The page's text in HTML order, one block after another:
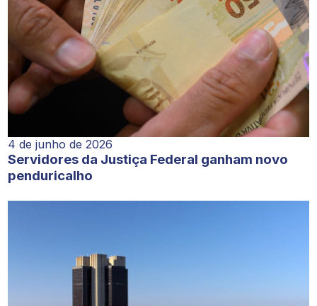
4 de junho de 2026
Servidores da Justiça Federal ganham novo
penduricalho